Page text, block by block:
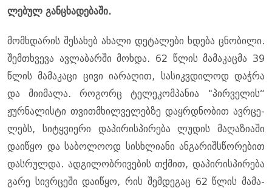
ლე­ბულ გან­ცხა­დე­ბა­ში.
მომ­ხდა­რის შე­სა­ხებ ახა­ლი დე­ტა­ლე­ბი ხდე­ბა ცნო­ბი­ლი.
შემ­თხვე­ვა ავ­ლა­ბარ­ში მოხ­და. 62 წლის მა­მა­კაც­მა 39
წლის მა­მა­კა­ცი ცივი ია­რა­ღით, სა­სიკ­ვდი­ლოდ დაჭ­რა
და მი­ი­მა­ლა. რო­გორც ტე­ლე­კომ­პა­ნია "პირ­ვე­ლის“
ჟურ­ნა­ლის­ტი თვითმხილ­ვე­ლებ­ზე დაყ­რდნო­ბით ავ­რცე­
ლებს, სი­ტყვი­ე­რი და­პი­რის­პი­რე­ბა ლუ­დის მა­ღა­ზი­ა­ში
და­ი­წყო და სა­ბო­ლო­ოდ სის­ხლი­ა­ნი ან­გა­რიშს­წო­რე­ბით
დას­რულ­და. ად­გი­ლობ­რი­ვე­ბის თქმით, და­პი­რის­პი­რე­ბა
გარე სივ­რცე­ში და­ი­წყო, რის შემ­დე­გაც 62 წლის მა­მა­